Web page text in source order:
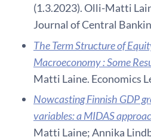
(1.3.2023). Olli-Matti
Journal of Central
The Term Structure of
Macroeconomy : Some
Matti Laine. Economics
Nowcasting Finnish GDP
variables: a MIDAS
Matti Laine; Annika